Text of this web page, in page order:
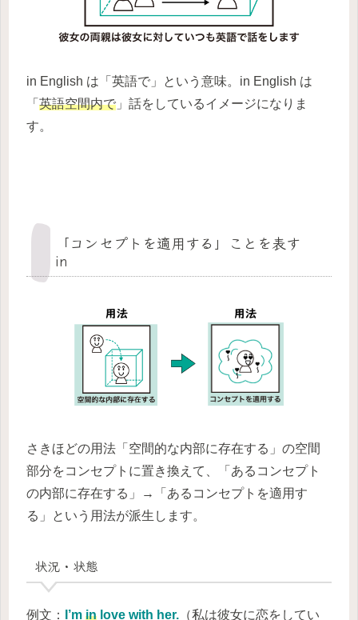
in English は「英語で」という意味。in English は
「 英語空間内で 」話をしているイメージになりま
す。
「コンセプトを適用する」ことを表す
in
さきほどの用法「空間的な内部に存在する」の空間
部分をコンセプトに置き換えて、「あるコンセプト
の内部に存在する」→「あるコンセプトを適用す
る」という用法が派生します。
状況・状態
例文： I’m in love with her. （私は彼女に恋をしてい